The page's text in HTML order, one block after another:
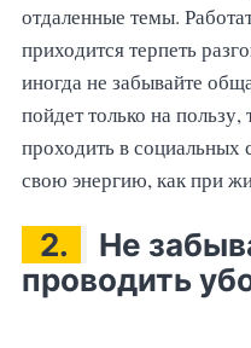
отдаленные темы.
приходится терпеть
иногда не забывайте
пойдет только на
проходить в социальных
свою энергию, как при
2.
Не
проводить